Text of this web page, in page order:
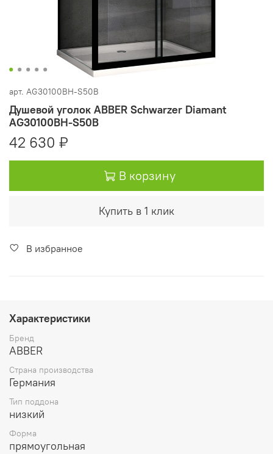
арт. AG30100BH-S50B
Душевой уголок ABBER Schwarzer Diamant
AG30100BH-S50B
42 630 ₽
В корзину
Купить в 1 клик
В избранное
Характеристики
Бренд
ABBER
Страна производства
Германия
Тип поддона
низкий
Форма
прямоугольная